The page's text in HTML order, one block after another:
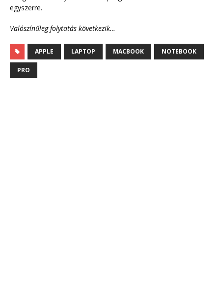
egyszerre.
Valószínűleg folytatás következik…
APPLE LAPTOP MACBOOK NOTEBOOK
PRO